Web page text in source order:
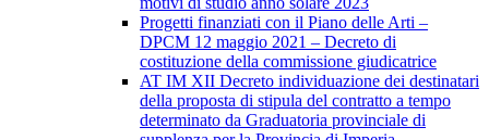
Progetti finanziati con il Piano delle Arti –
DPCM 12 maggio 2021 – Decreto di
costituzione della commissione giudicatrice
AT IM XII Decreto individuazione dei destinatari
della proposta di stipula del contratto a tempo
determinato da Graduatoria provinciale di